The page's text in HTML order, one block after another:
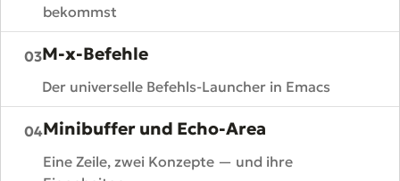
bekommst
03M-x-Befehle
Der universelle Befehls-Launcher in Emacs
04Minibuffer und Echo-Area
Eine Zeile, zwei Konzepte — und ihre